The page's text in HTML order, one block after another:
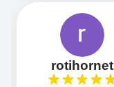
2 zlecenia na rolkę.
Polecam.
rotihornet